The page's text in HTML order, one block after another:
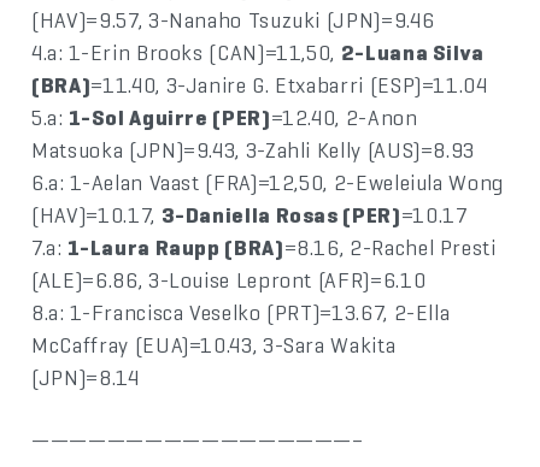
(HAV)=9.57, 3-Nanaho Tsuzuki (JPN)=9.46
4.a: 1-Erin Brooks (CAN)=11,50, 2-Luana Silva
(BRA)=11.40, 3-Janire G. Etxabarri (ESP)=11.04
5.a: 1-Sol Aguirre (PER)=12.40, 2-Anon
Matsuoka (JPN)=9.43, 3-Zahli Kelly (AUS)=8.93
6.a: 1-Aelan Vaast (FRA)=12,50, 2-Eweleiula Wong
(HAV)=10.17, 3-Daniella Rosas (PER)=10.17
7.a: 1-Laura Raupp (BRA)=8.16, 2-Rachel Presti
(ALE)=6.86, 3-Louise Lepront (AFR)=6.10
8.a: 1-Francisca Veselko (PRT)=13.67, 2-Ella
McCaffray (EUA)=10.43, 3-Sara Wakita
(JPN)=8.14
—————————————————–